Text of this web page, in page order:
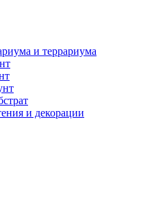
и террариума
и декорации